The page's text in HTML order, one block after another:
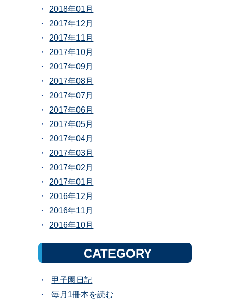
2018年01月
2017年12月
2017年11月
2017年10月
2017年09月
2017年08月
2017年07月
2017年06月
2017年05月
2017年04月
2017年03月
2017年02月
2017年01月
2016年12月
2016年11月
2016年10月
CATEGORY
甲子園日記
毎月1冊本を読む